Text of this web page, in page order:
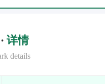
详情
details